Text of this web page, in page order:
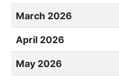
March 2026
April 2026
May 2026